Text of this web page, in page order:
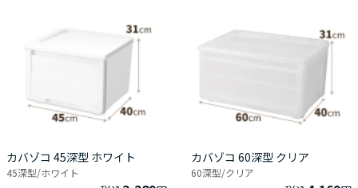
カバゾコ 45深型 ホワイト
45深型/ホワイト
カバゾコ 60深型 クリア
60深型/クリア